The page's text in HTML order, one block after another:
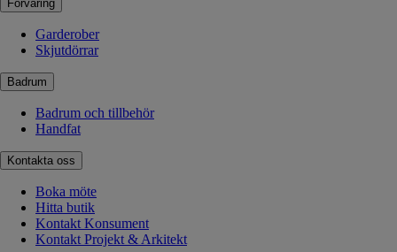
Förvaring
Garderober
Skjutdörrar
Badrum
Badrum och tillbehör
Handfat
Kontakta oss
Boka möte
Hitta butik
Kontakt Konsument
Kontakt Projekt & Arkitekt